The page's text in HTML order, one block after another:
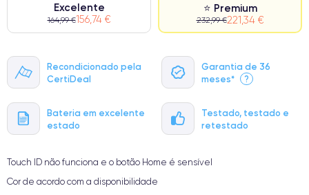
Recondicionado pela
CertiDeal
Garantia de 36
meses*
?
Bateria em excelente
estado
Testado, testado e
retestado
Excelente
164,99 €156,74 €
⭐ Premium
232,99 €221,34 €
Touch ID não funciona e o botão Home é sensível
Cor de acordo com a disponibilidade